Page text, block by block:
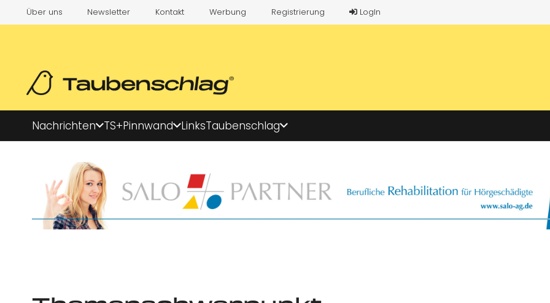
Über uns Newsletter Kontakt Werbung Registrierung LogIn
Nachrichten TS+Pinnwand LinksTaubenschlag